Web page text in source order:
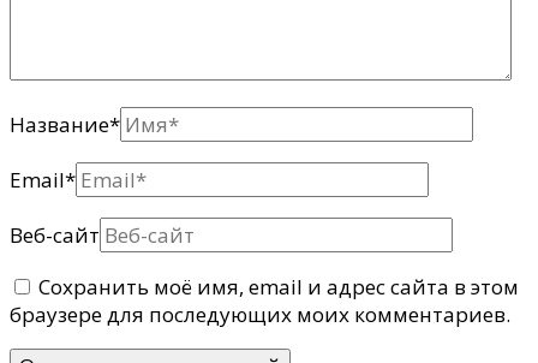
Название*
Email*
Веб-сайт
Сохранить моё имя, email и адрес сайта в этом
браузере для последующих моих комментариев.